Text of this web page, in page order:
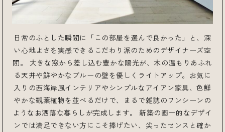
日常のふとした瞬間に「この部屋を選んで良かった」と、深
い心地よさを実感できるこだわり派のためのデザイナーズ空
間。 大きな窓から差し込む豊かな陽光が、木の温もりあふれ
る天井や鮮やかなブルーの壁を優しくライトアップ。お気に
入りの西海岸風インテリアやシンプルなアイアン家具、色鮮
やかな観葉植物を並べるだけで、まるで雑誌のワンシーンの
ようなお洒落な暮らしが完成します。 新築の画一的なデザイ
ンでは満足できない方にこそ捧げたい、尖ったセンスと確か